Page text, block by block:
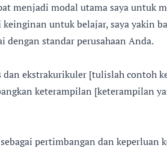
menjadi modal utama saya untuk
untuk belajar, saya yakin
dengan standar perusahaan Anda.
dan ekstrakurikuler [tulislah contoh
keterampilan [keterampilan
pertimbangan dan keperluan